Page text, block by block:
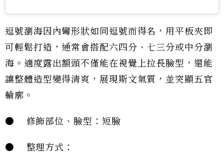
逗號瀏海因內彎形狀如同逗號而得名，用平板夾即
可輕鬆打造，通常會搭配六四分、七三分或中分瀏
海。適度露出額頭不僅能在視覺上拉長臉型，還能
讓整體造型變得清爽，展現斯文氣質，並突顯五官
輪廓。
● 修飾部位、臉型：短臉
● 整理方式：